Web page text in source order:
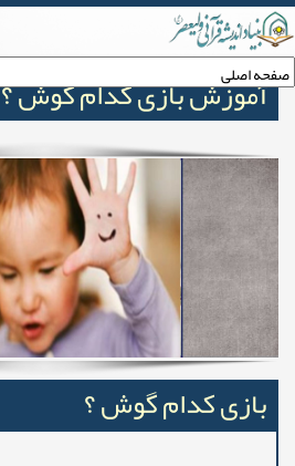
آموزش بازی کدام گوش ؟
بازی کدام گوش ؟